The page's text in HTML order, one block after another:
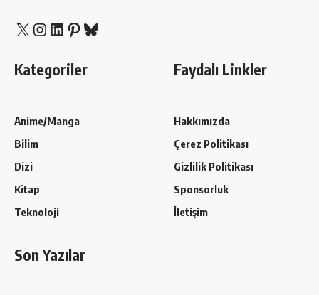
X Instagram
LinkedIn
Pinterest
Bluesky
Kategoriler
Anime/Manga
Bilim
Dizi
Kitap
Teknoloji
Faydalı Linkler
Hakkımızda
Çerez Politikası
Gizlilik Politikası
Sponsorluk
İletişim
Son Yazılar